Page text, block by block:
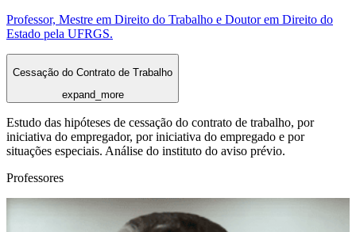
Professor, Mestre em Direito do Trabalho e Doutor em Direito do
Estado pela UFRGS.
Cessação do Contrato de Trabalho
expand_more
Estudo das hipóteses de cessação do contrato de trabalho, por
iniciativa do empregador, por iniciativa do empregado e por
situações especiais. Análise do instituto do aviso prévio.
Professores